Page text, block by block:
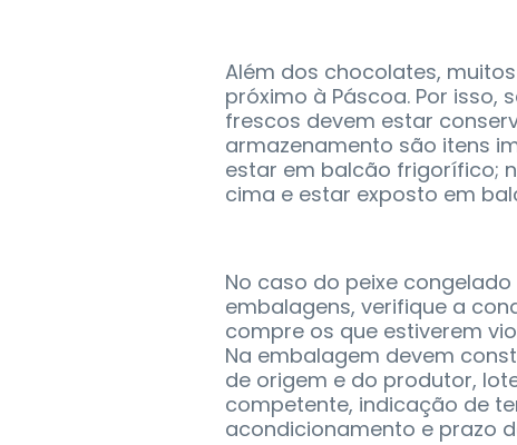
Além dos chocolates,
próximo à Páscoa. Por isso,
frescos devem estar
armazenamento são itens
estar em balcão frigorífico;
cima e estar exposto em
No caso do peixe
embalagens, verifique a
compre os que estiverem
Na embalagem devem
de origem e do produtor,
competente, indicação de
acondicionamento e prazo